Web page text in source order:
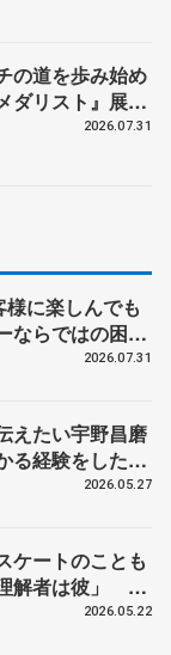
の道を歩み始め
ダリスト』展覧
2026.07.31
に楽しんでも
らではの困難
キャプテン松
2026.07.31
えたい宇野昌磨
る経験をした本
2026.05.27
ケートのことも
解者は彼」 引
ーで語った競技
2026.05.22